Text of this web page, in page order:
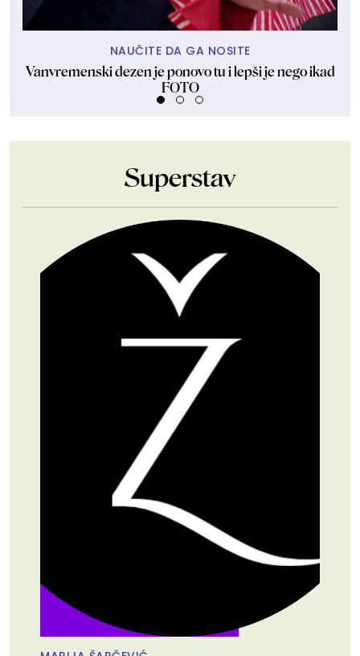
NAUČITE DA GA NOSITE
Vanvremenski dezen je ponovo tu i lepši je nego ikad
FOTO
Superstav